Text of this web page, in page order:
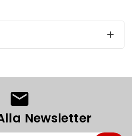

Newsletter